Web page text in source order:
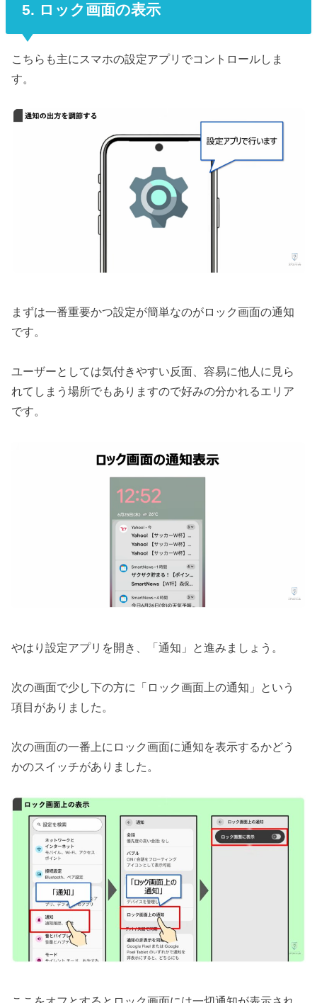
5. ロック画面の表示
こちらも主にスマホの設定アプリでコントロールしま
す。
まずは一番重要かつ設定が簡単なのがロック画面の通知
です。
ユーザーとしては気付きやすい反面、容易に他人に見ら
れてしまう場所でもありますので好みの分かれるエリア
です。
やはり設定アプリを開き、「通知」と進みましょう。
次の画面で少し下の方に「ロック画面上の通知」という
項目がありました。
次の画面の一番上にロック画面に通知を表示するかどう
かのスイッチがありました。